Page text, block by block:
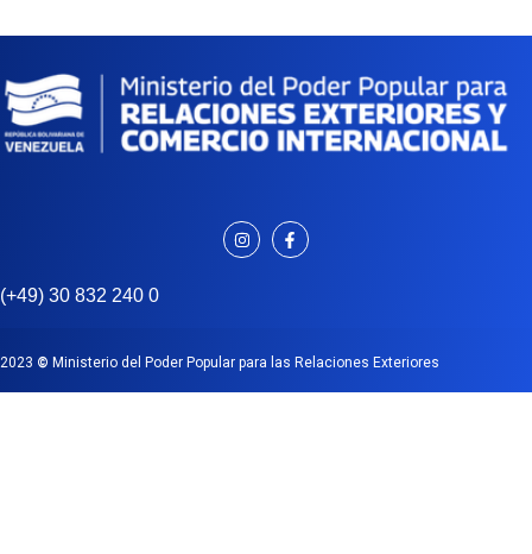
(+49) 30 832 240 0
2023 © Ministerio del Poder Popular para las Relaciones Exteriores